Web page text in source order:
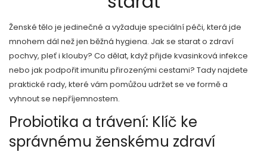
Ženské tělo je jedinečné a vyžaduje speciální péči, která jde
mnohem dál než jen běžná hygiena. Jak se starat o zdraví
pochvy, pleť i klouby? Co dělat, když přijde kvasinková infekce
nebo jak podpořit imunitu přirozenými cestami? Tady najdete
praktické rady, které vám pomůžou udržet se ve formě a
vyhnout se nepříjemnostem.
Probiotika a trávení: Klíč ke
správnému ženskému zdraví